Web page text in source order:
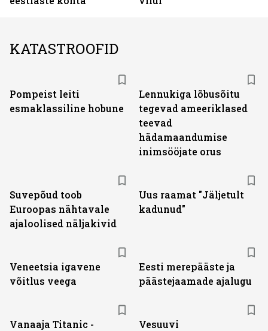
KATASTROOFID
Pompeist leiti
esmaklassiline hobune
Lennukiga lõbusõitu
tegevad ameeriklased
teevad
hädamaandumise
inimsööjate orus
Suvepõud toob
Euroopas nähtavale
ajaloolised näljakivid
Uus raamat "Jäljetult
kadunud"
Veneetsia igavene
võitlus veega
Eesti merepääste ja
päästejaamade ajalugu
Vanaaja Titanic -
Vesuuvi